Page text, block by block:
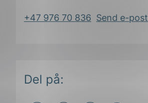
+47 976 70 836 Send e-post
Del på: